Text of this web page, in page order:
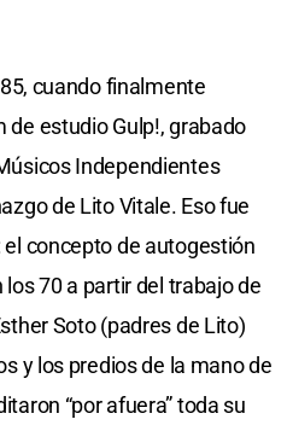
cuando finalmente
de estudio Gulp!, grabado
Independientes
de Lito Vitale. Eso fue
concepto de autogestión
70 a partir del trabajo de
Soto (padres de Lito)
y los predios de la mano de
“por afuera” toda su